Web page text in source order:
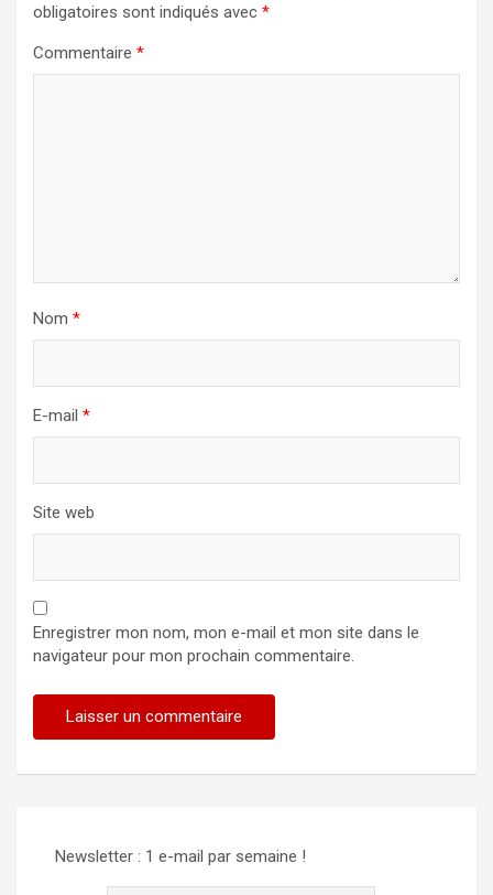
obligatoires sont indiqués avec *
Commentaire *
Nom *
E-mail *
Site web
Enregistrer mon nom, mon e-mail et mon site dans le
navigateur pour mon prochain commentaire.
Newsletter : 1 e-mail par semaine !